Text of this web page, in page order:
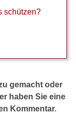
schützen?
gemacht oder
haben Sie eine
Kommentar.